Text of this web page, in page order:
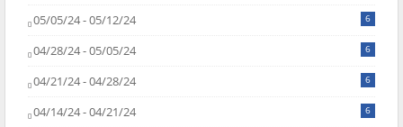
05/05/24 - 05/12/24 6
04/28/24 - 05/05/24 6
04/21/24 - 04/28/24 6
04/14/24 - 04/21/24 6